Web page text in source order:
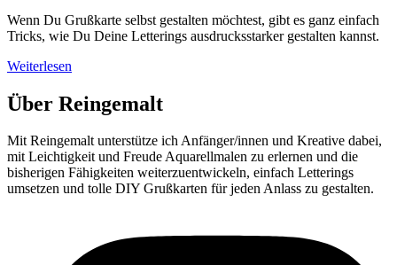
kann!
Wenn Du Grußkarte selbst gestalten möchtest, gibt es ganz einfach
Tricks, wie Du Deine Letterings ausdrucksstarker gestalten kannst.
Weiterlesen
Du
ganz
ausdrucksstarke
Letterings
für
Grußkarten
Über Reingemalt
Mit Reingemalt unterstütze ich Anfänger/innen und Kreative dabei,
mit Leichtigkeit und Freude Aquarellmalen zu erlernen und die
bisherigen Fähigkeiten weiterzuentwickeln, einfach Letterings
umsetzen und tolle DIY Grußkarten für jeden Anlass zu gestalten.